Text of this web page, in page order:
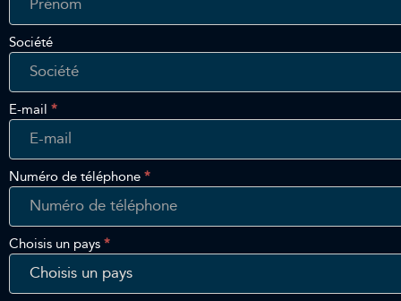
Touch
Société
E-mail *
Numéro de téléphone *
Choisis un pays *